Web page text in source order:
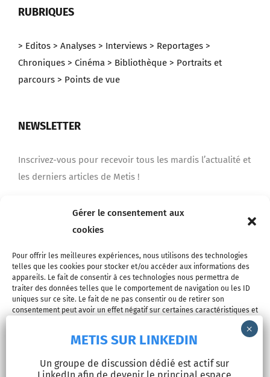
Gérer le consentement aux
cookies
Pour offrir les meilleures expériences, nous utilisons des technologies
telles que les cookies pour stocker et/ou accéder aux informations des
appareils. Le fait de consentir à ces technologies nous permettra de
traiter des données telles que le comportement de navigation ou les ID
uniques sur ce site. Le fait de ne pas consentir ou de retirer son
consentement peut avoir un effet négatif sur certaines caractéristiques et
RUBRIQUES
> Editos > Analyses > Interviews > Reportages >
Chroniques > Cinéma > Bibliothèque > Portraits et
parcours > Points de vue
NEWSLETTER
Inscrivez-vous pour recevoir tous les mardis l’actualité et
les derniers articles de Metis !
© Copyright 2026 - METIS EUROPE | Tous droits réservés |
Mentions légales
METIS SUR LINKEDIN
Un groupe de discussion dédié est actif sur